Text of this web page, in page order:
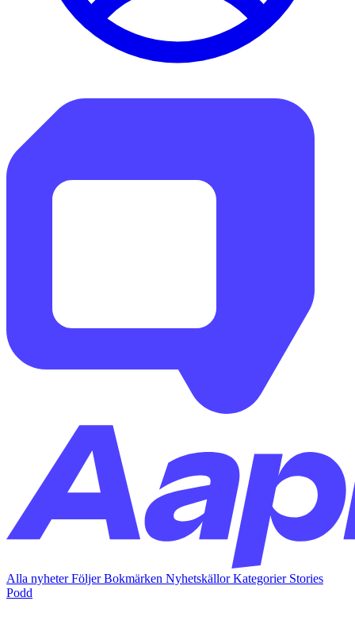
Alla nyheterFöljerBokmärken NyhetskällorKategorier Stories
Podd